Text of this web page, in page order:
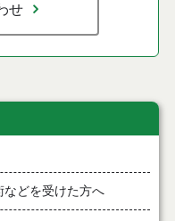
せ
などを受けた方へ